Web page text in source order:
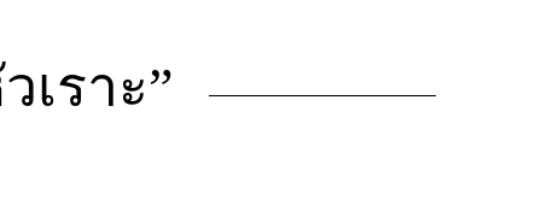
ราะ”